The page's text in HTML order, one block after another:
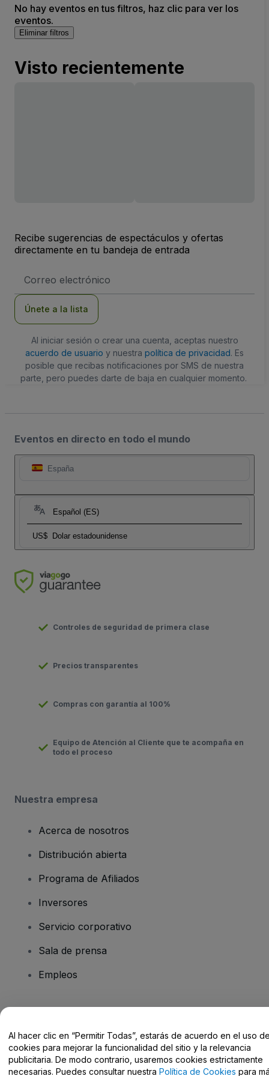
No hay eventos en tus filtros, haz clic para ver los
eventos.
Eliminar filtros
Visto recientemente
Recibe sugerencias de espectáculos y ofertas
directamente en tu bandeja de entrada
de
Únete a la lista
Al iniciar sesión o crear una cuenta, aceptas nuestro
acuerdo de usuario y nuestra política de privacidad. Es
posible que recibas notificaciones por SMS de nuestra
parte, pero puedes darte de baja en cualquier momento.
Eventos en directo en todo el mundo
España
Español (ES)
US$ Dolar estadounidense
Controles de seguridad de primera clase
Precios transparentes
Compras con garantía al 100%
Equipo de Atención al Cliente que te acompaña en
todo el proceso
Nuestra empresa
Acerca de nosotros
Distribución abierta
Programa de Afiliados
Inversores
Servicio corporativo
Sala de prensa
Empleos
Centro de Ayuda / Contacto
Al hacer clic en “Permitir Todas”, estarás de acuerdo en el uso
cookies para mejorar la funcionalidad del sitio y la relevancia
publicitaria. De modo contrario, usaremos cookies estrictamente
necesarias. Puedes consultar nuestra Política de Cookies para